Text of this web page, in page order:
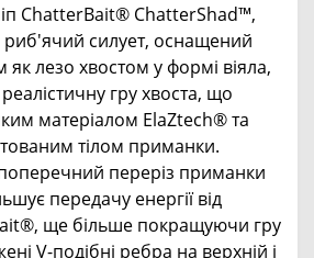
ChatterBait® ChatterShad™,
силует, оснащений
лезо хвостом у формі віяла,
гру хвоста, що
матеріалом ElaZtech® та
тілом приманки.
переріз приманки
передачу енергії від
ще більше покращуючи гру
V-подібні ребра на верхній і